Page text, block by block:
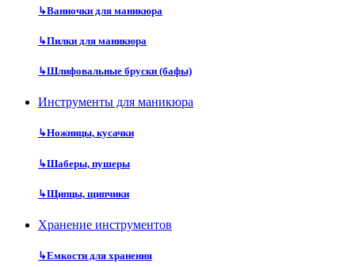
↳Ванночки для маникюра
↳Пилки для маникюра
↳Шлифовальные бруски (бафы)
Инструменты для маникюра
↳Ножницы, кусачки
↳Шаберы, пушеры
↳Щипцы, щипчики
Хранение инструментов
↳Емкости для хранения